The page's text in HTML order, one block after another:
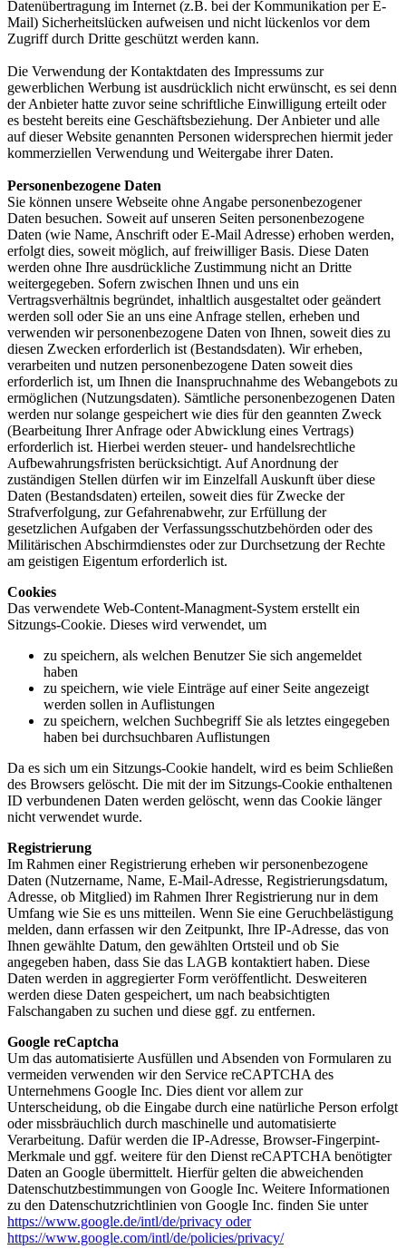
Datenübertragung im Internet (z.B. bei der Kommunikation per E-
Mail) Sicherheitslücken aufweisen und nicht lückenlos vor dem
Zugriff durch Dritte geschützt werden kann.
Die Verwendung der Kontaktdaten des Impressums zur
gewerblichen Werbung ist ausdrücklich nicht erwünscht, es sei denn
der Anbieter hatte zuvor seine schriftliche Einwilligung erteilt oder
es besteht bereits eine Geschäftsbeziehung. Der Anbieter und alle
auf dieser Website genannten Personen widersprechen hiermit jeder
kommerziellen Verwendung und Weitergabe ihrer Daten.
Personenbezogene Daten
Sie können unsere Webseite ohne Angabe personenbezogener
Daten besuchen. Soweit auf unseren Seiten personenbezogene
Daten (wie Name, Anschrift oder E-Mail Adresse) erhoben werden,
erfolgt dies, soweit möglich, auf freiwilliger Basis. Diese Daten
werden ohne Ihre ausdrückliche Zustimmung nicht an Dritte
weitergegeben. Sofern zwischen Ihnen und uns ein
Vertragsverhältnis begründet, inhaltlich ausgestaltet oder geändert
werden soll oder Sie an uns eine Anfrage stellen, erheben und
verwenden wir personenbezogene Daten von Ihnen, soweit dies zu
diesen Zwecken erforderlich ist (Bestandsdaten). Wir erheben,
verarbeiten und nutzen personenbezogene Daten soweit dies
erforderlich ist, um Ihnen die Inanspruchnahme des Webangebots zu
ermöglichen (Nutzungsdaten). Sämtliche personenbezogenen Daten
werden nur solange gespeichert wie dies für den geannten Zweck
(Bearbeitung Ihrer Anfrage oder Abwicklung eines Vertrags)
erforderlich ist. Hierbei werden steuer- und handelsrechtliche
Aufbewahrungsfristen berücksichtigt. Auf Anordnung der
zuständigen Stellen dürfen wir im Einzelfall Auskunft über diese
Daten (Bestandsdaten) erteilen, soweit dies für Zwecke der
Strafverfolgung, zur Gefahrenabwehr, zur Erfüllung der
gesetzlichen Aufgaben der Verfassungsschutzbehörden oder des
Militärischen Abschirmdienstes oder zur Durchsetzung der Rechte
am geistigen Eigentum erforderlich ist.
Cookies
Das verwendete Web-Content-Managment-System erstellt ein
Sitzungs-Cookie. Dieses wird verwendet, um
zu speichern, als welchen Benutzer Sie sich angemeldet
haben
zu speichern, wie viele Einträge auf einer Seite angezeigt
werden sollen in Auflistungen
zu speichern, welchen Suchbegriff Sie als letztes eingegeben
haben bei durchsuchbaren Auflistungen
Da es sich um ein Sitzungs-Cookie handelt, wird es beim Schließen
des Browsers gelöscht. Die mit der im Sitzungs-Cookie enthaltenen
ID verbundenen Daten werden gelöscht, wenn das Cookie länger
nicht verwendet wurde.
Registrierung
Im Rahmen einer Registrierung erheben wir personenbezogene
Daten (Nutzername, Name, E-Mail-Adresse, Registrierungsdatum,
Adresse, ob Mitglied) im Rahmen Ihrer Registrierung nur in dem
Umfang wie Sie es uns mitteilen. Wenn Sie eine Geruchbelästigung
melden, dann erfassen wir den Zeitpunkt, Ihre IP-Adresse, das von
Ihnen gewählte Datum, den gewählten Ortsteil und ob Sie
angegeben haben, dass Sie das LAGB kontaktiert haben. Diese
Daten werden in aggregierter Form veröffentlicht. Desweiteren
werden diese Daten gespeichert, um nach beabsichtigten
Falschangaben zu suchen und diese ggf. zu entfernen.
Google reCaptcha
Um das automatisierte Ausfüllen und Absenden von Formularen zu
vermeiden verwenden wir den Service reCAPTCHA des
Unternehmens Google Inc. Dies dient vor allem zur
Unterscheidung, ob die Eingabe durch eine natürliche Person erfolgt
oder missbräuchlich durch maschinelle und automatisierte
Verarbeitung. Dafür werden die IP-Adresse, Browser-Fingerpint-
Merkmale und ggf. weitere für den Dienst reCAPTCHA benötigter
Daten an Google übermittelt. Hierfür gelten die abweichenden
Datenschutzbestimmungen von Google Inc. Weitere Informationen
zu den Datenschutzrichtlinien von Google Inc. finden Sie unter
https://www.google.de/intl/de/privacy oder
https://www.google.com/intl/de/policies/privacy/